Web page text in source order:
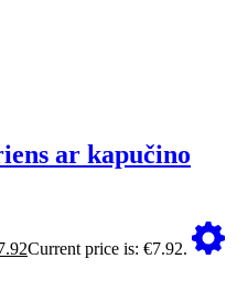
ar kapučino
Current price is: €7.92.